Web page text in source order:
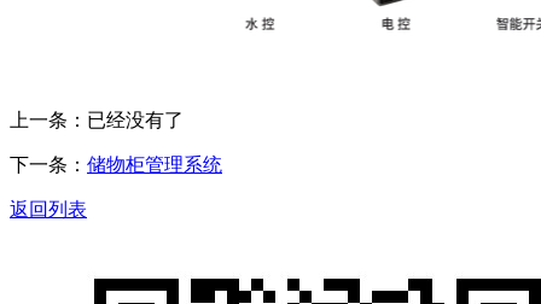
上一条：已经没有了
下一条： 储物柜管理系统
返回列表